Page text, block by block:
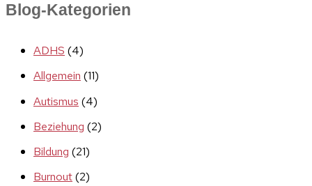
Blog-Kategorien
ADHS (4)
Allgemein (11)
Autismus (4)
Beziehung (2)
Bildung (21)
Burnout(2)